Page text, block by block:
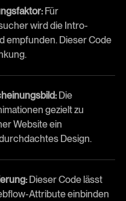
Für
wird die Intro-
empfunden. Dieser Code
Die
gezielt zu
Website ein
Design.
Dieser Code lässt
Attribute einbinden